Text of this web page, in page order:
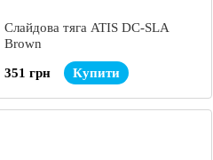
Слайдова тяга ATIS DC-SLA
Brown
351 грн Купити